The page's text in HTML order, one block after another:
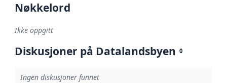
Nøkkelord
Ikke oppgitt
Diskusjoner på Datalandsbyen 0
Ingen diskusjoner funnet